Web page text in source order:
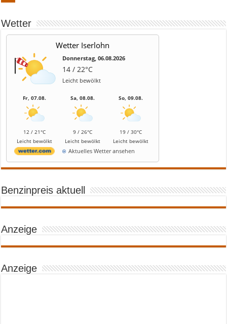
Wetter
Wetter Iserlohn
Donnerstag, 06.08.2026
14 / 22°C
Leicht bewölkt
Fr, 07.08.
12 / 21°C
Leicht bewölkt
Sa, 08.08.
9 / 26°C
Leicht bewölkt
So, 09.08.
19 / 30°C
Leicht bewölkt
Aktuelles Wetter ansehen
Benzinpreis aktuell
Anzeige
Anzeige